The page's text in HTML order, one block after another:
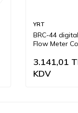
YRT
BRC-44
Flow Meter
3.141,01
KDV